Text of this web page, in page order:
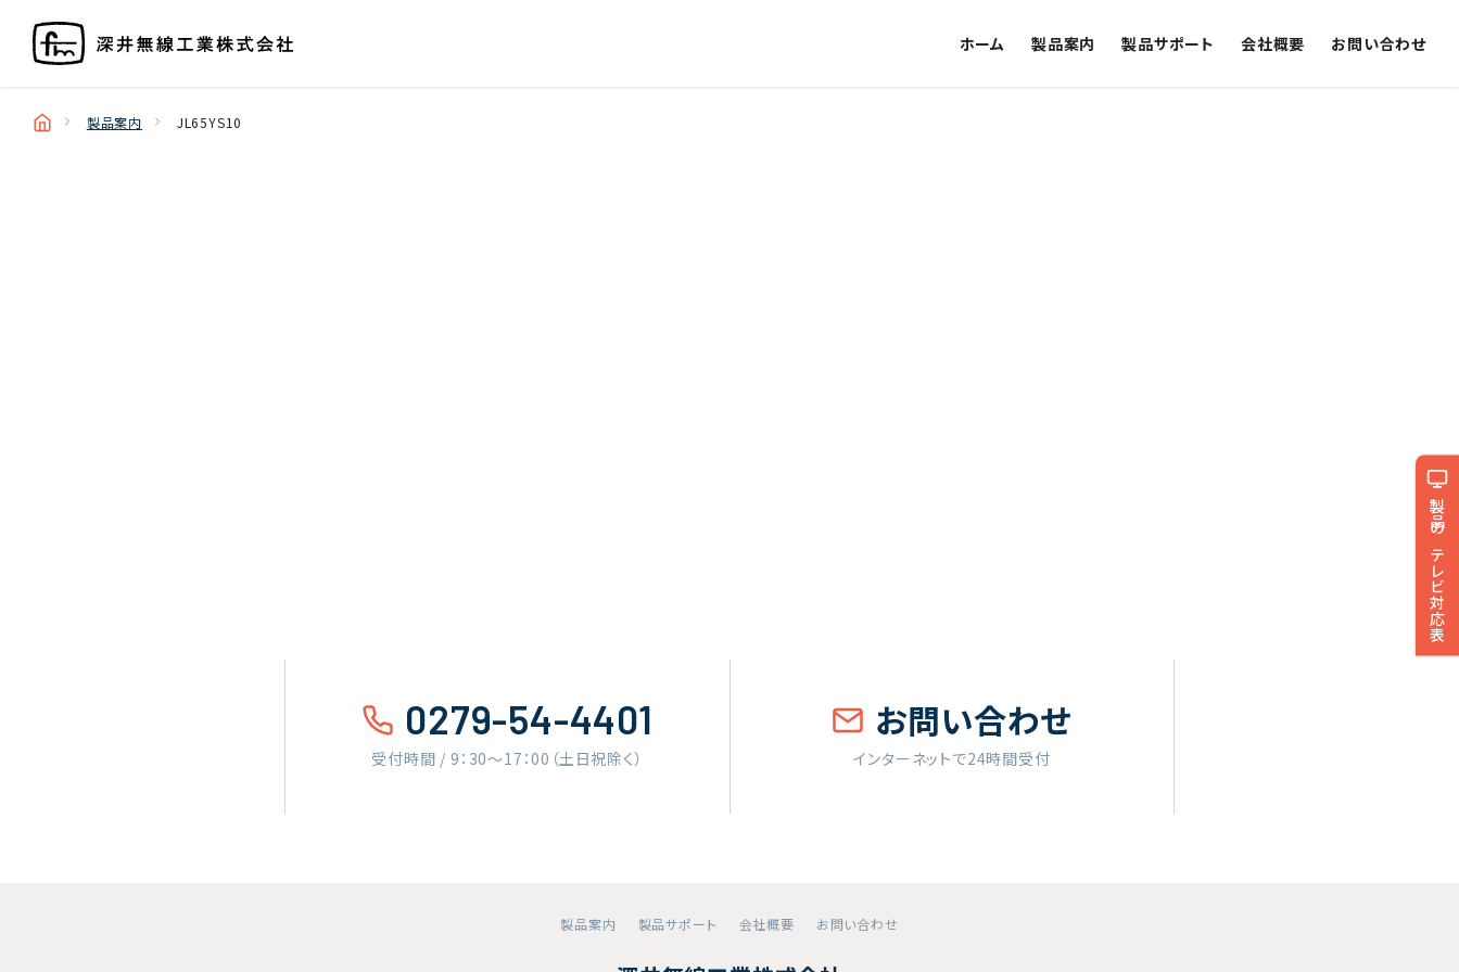
製品のテレビ対応表
ホーム 製品案内 製品サポート 会社概要 お問い合わせ
製品案内 JL65YS10
0279-54-4401
受付時間 / 9：30〜17：00（土日祝除く）
お問い合わせ
インターネットで24時間受付
製品案内 製品サポート 会社概要 お問い合わせ